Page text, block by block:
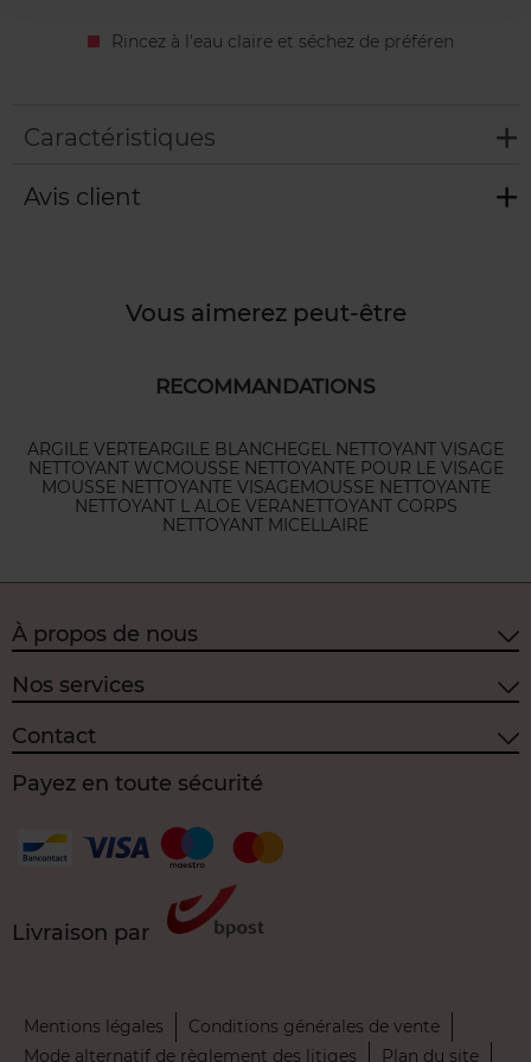
Rincez à l'eau claire et séchez de préféren
Caractéristiques
Avis client
Vous aimerez peut-être
RECOMMANDATIONS
ARGILE VERTEARGILE BLANCHEGEL NETTOYANT VISAGE
NETTOYANT WC MOUSSE NETTOYANTE POUR LE VISAGE
MOUSSE NETTOYANTE VISAGEMOUSSE NETTOYANTE
NETTOYANT L ALOE VERANETTOYANT CORPS
NETTOYANT MICELLAIRE
À propos de nous
Nos services
Contact
Payez en toute sécurité
Livraison par
Mentions légales
Conditions générales de vente
Mode alternatif de règlement des litiges
Plan du site